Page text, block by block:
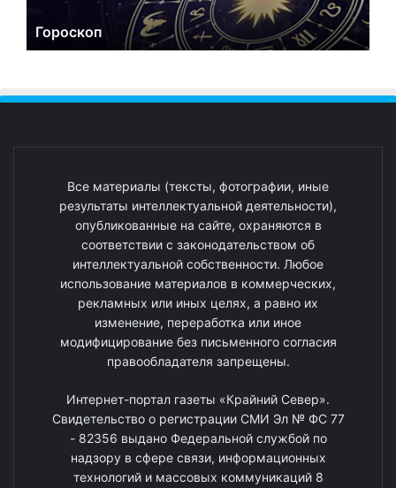
Гороскоп
Все материалы (тексты, фотографии, иные
результаты интеллектуальной деятельности),
опубликованные на сайте, охраняются в
соответствии с законодательством об
интеллектуальной собственности. Любое
использование материалов в коммерческих,
рекламных или иных целях, а равно их
изменение, переработка или иное
модифицирование без письменного согласия
правообладателя запрещены.
Интернет-портал газеты «Крайний Север».
Свидетельство о регистрации СМИ Эл № ФС 77
- 82356 выдано Федеральной службой по
надзору в сфере связи, информационных
технологий и массовых коммуникаций 8